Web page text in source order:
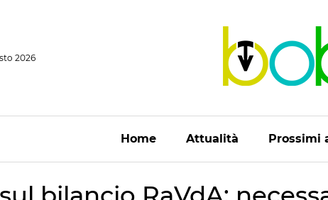
2026
Home Attualità Prossimi